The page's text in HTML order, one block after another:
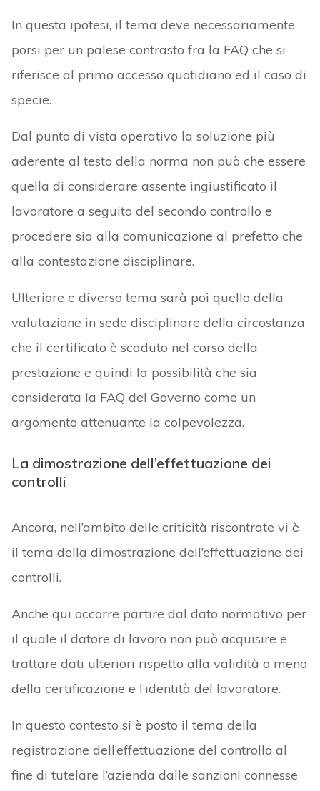
In questa ipotesi, il tema deve necessariamente
porsi per un palese contrasto fra la FAQ che si
riferisce al primo accesso quotidiano ed il caso di
specie.
Dal punto di vista operativo la soluzione più
aderente al testo della norma non può che essere
quella di considerare assente ingiustificato il
lavoratore a seguito del secondo controllo e
procedere sia alla comunicazione al prefetto che
alla contestazione disciplinare.
Ulteriore e diverso tema sarà poi quello della
valutazione in sede disciplinare della circostanza
che il certificato è scaduto nel corso della
prestazione e quindi la possibilità che sia
considerata la FAQ del Governo come un
argomento attenuante la colpevolezza.
La dimostrazione dell’effettuazione dei
controlli
Ancora, nell’ambito delle criticità riscontrate vi è
il tema della dimostrazione dell’effettuazione dei
controlli.
Anche qui occorre partire dal dato normativo per
il quale il datore di lavoro non può acquisire e
trattare dati ulteriori rispetto alla validità o meno
della certificazione e l’identità del lavoratore.
In questo contesto si è posto il tema della
registrazione dell’effettuazione del controllo al
fine di tutelare l’azienda dalle sanzioni connesse